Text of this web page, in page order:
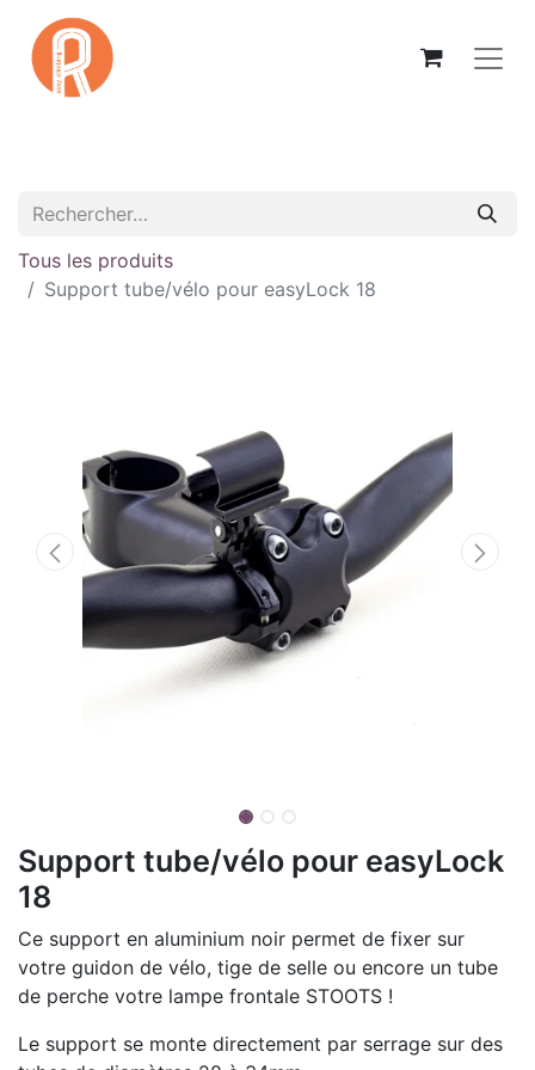
Tous les produits
Support tube/vélo pour easyLock 18
Support tube/vélo pour easyLock
18
Ce support en aluminium noir permet de fixer sur
votre guidon de vélo, tige de selle ou encore un tube
de perche votre lampe frontale STOOTS !
Le support se monte directement par serrage sur des